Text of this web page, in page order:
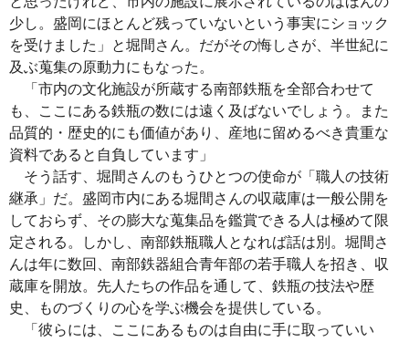
少し。盛岡にほとんど残っていないという事実にショック
を受けました」と堀間さん。だがその悔しさが、半世紀に
及ぶ蒐集の原動力にもなった。
「市内の文化施設が所蔵する南部鉄瓶を全部合わせて
も、ここにある鉄瓶の数には遠く及ばないでしょう。また
品質的・歴史的にも価値があり、産地に留めるべき貴重な
資料であると自負しています」
そう話す、堀間さんのもうひとつの使命が「職人の技術
継承」だ。盛岡市内にある堀間さんの収蔵庫は一般公開を
しておらず、その膨大な蒐集品を鑑賞できる人は極めて限
定される。しかし、南部鉄瓶職人となれば話は別。堀間さ
んは年に数回、南部鉄器組合青年部の若手職人を招き、収
蔵庫を開放。先人たちの作品を通して、鉄瓶の技法や歴
史、ものづくりの心を学ぶ機会を提供している。
「彼らには、ここにあるものは自由に手に取っていい